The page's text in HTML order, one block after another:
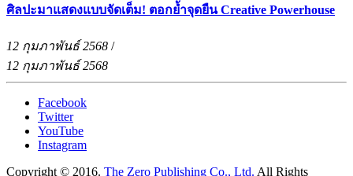
ศิลปะมาแสดงแบบจัดเต็ม! ตอกย้ำจุดยืน Creative Powerhouse
12 กุมภาพันธ์ 2568 /
12 กุมภาพันธ์ 2568
Facebook
Twitter
YouTube
Instagram
Copyright © 2016. The Zero Publishing Co., Ltd. All Rights